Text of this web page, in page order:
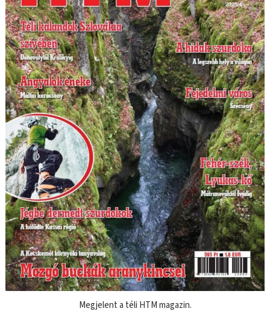
Megjelent a téli HTM magazin.